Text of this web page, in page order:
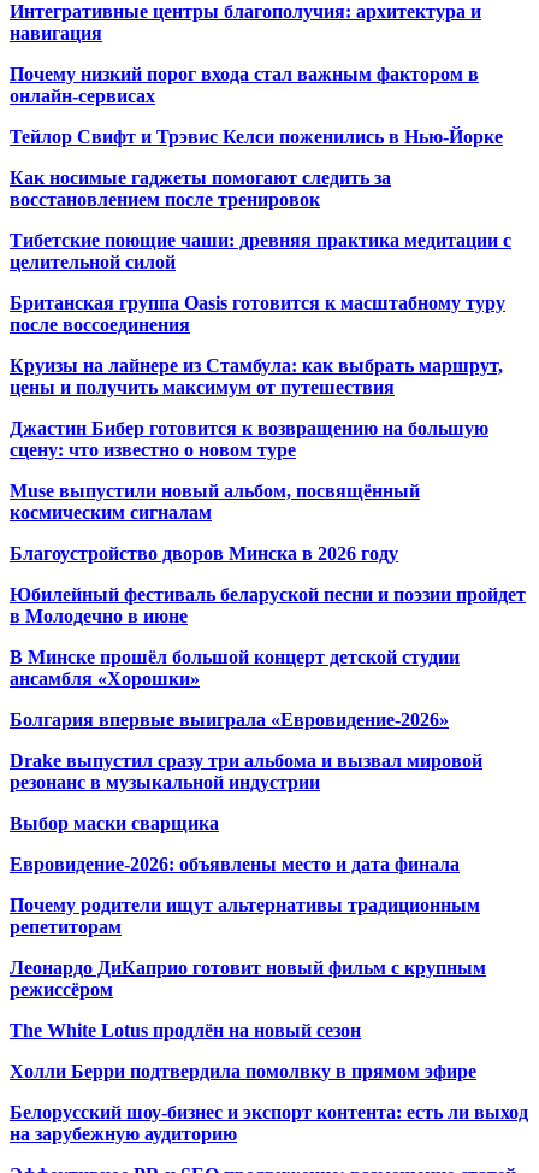
Интегративные центры благополучия: архитектура и
навигация
Почему низкий порог входа стал важным фактором в
онлайн-сервисах
Тейлор Свифт и Трэвис Келси поженились в Нью-Йорке
Как носимые гаджеты помогают следить за
восстановлением после тренировок
Тибетские поющие чаши: древняя практика медитации с
целительной силой
Британская группа Oasis готовится к масштабному туру
после воссоединения
Круизы на лайнере из Стамбула: как выбрать маршрут,
цены и получить максимум от путешествия
Джастин Бибер готовится к возвращению на большую
сцену: что известно о новом туре
Muse выпустили новый альбом, посвящённый
космическим сигналам
Благоустройство дворов Минска в 2026 году
Юбилейный фестиваль беларуской песни и поэзии пройдет
в Молодечно в июне
В Минске прошёл большой концерт детской студии
ансамбля «Хорошки»
Болгария впервые выиграла «Евровидение-2026»
Drake выпустил сразу три альбома и вызвал мировой
резонанс в музыкальной индустрии
Выбор маски сварщика
Евровидение-2026: объявлены место и дата финала
Почему родители ищут альтернативы традиционным
репетиторам
Леонардо ДиКаприо готовит новый фильм с крупным
режиссёром
The White Lotus продлён на новый сезон
Холли Берри подтвердила помолвку в прямом эфире
Белорусский шоу-бизнес и экспорт контента: есть ли выход
на зарубежную аудиторию